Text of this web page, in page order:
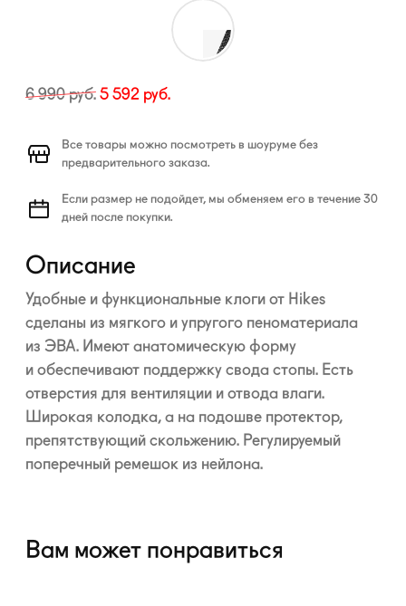
6 990руб. 5 592 руб.
Все товары можно посмотреть в шоуруме без
предварительного заказа.
Если размер не подойдет, мы обменяем его в течение 30
дней после покупки.
Описание
Удобные и функциональные клоги от Hikes
сделаны из мягкого и упругого пеноматериала
из ЭВА. Имеют анатомическую форму
и обеспечивают поддержку свода стопы. Есть
отверстия для вентиляции и отвода влаги.
Широкая колодка, а на подошве протектор,
препятствующий скольжению. Регулируемый
поперечный ремешок из нейлона.
Вам может понравиться